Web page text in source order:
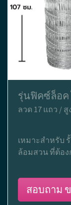
รุ่นฟิคซ์ล็อค
ลวด 17 แถว / สู
เหมาะสำหรับ
ล้อมสวน ที่ต้อ
สอบถาม